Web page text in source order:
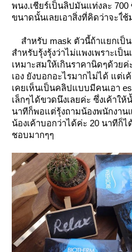
พนง.เชียร์เป็นลิปมันแท่งละ
ขนาดนั้นเลยเอาสิ่งที่คิดว่าจะใ่ช้
สำหรับ mask ตัวนี้ถ้าแยกเป็
สำหรับรุ้งรุ้งว่าไม่แพงเพราะเ
เหมาะสมให้เกินราคานิดๆด้วยค่
เอง ยังบอกอะไรมากไม่ได้ แต่เ
เคยเห็นเป็นคลิปแบบมีคนเอา
เล็กๆได้ขวดนึงเลยค่ะ ซึ่งเค้าให้
นาทีก็พอแต่รุ้งถามน้องพนักงาน
น้องเค้าบอกว่าได้ค่ะ 20 นาทีก็ไ
ชอบมากๆๆ